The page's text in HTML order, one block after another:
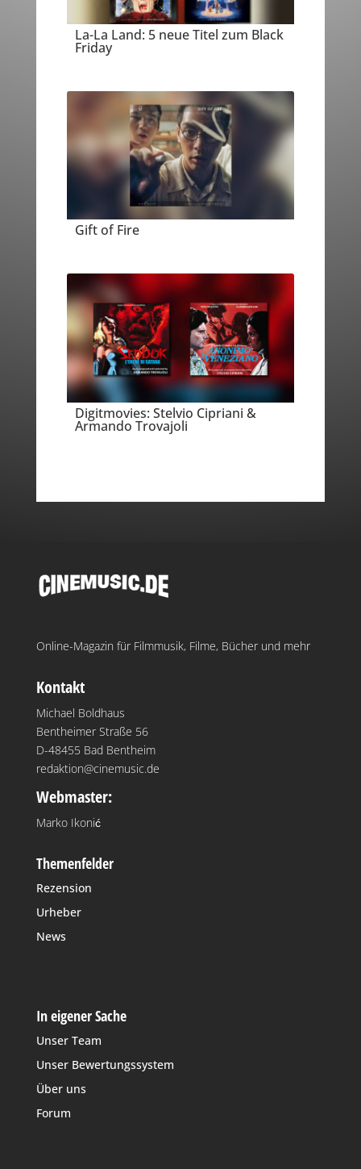
La-La Land: 5 neue Titel zum Black
Friday
Gift of Fire
Digitmovies: Stelvio Cipriani &
Armando Trovajoli
Online-Magazin für Filmmusik, Filme, Bücher und mehr
Kontakt
Michael Boldhaus
Bentheimer Straße 56
D-48455 Bad Bentheim
redaktion@cinemusic.de
Webmaster:
Marko Ikonić
Themenfelder
Rezension
Urheber
News
In eigener Sache
Unser Team
Unser Bewertungssystem
Über uns
Forum